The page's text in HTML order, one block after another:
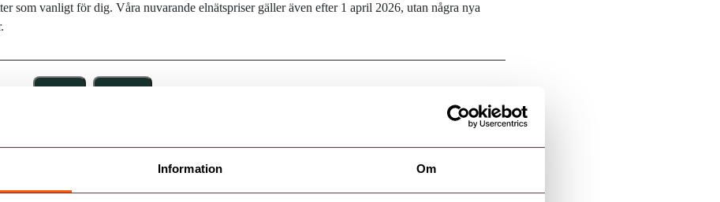
Information Om
som vanligt för dig. Våra nuvarande elnätspriser gäller även efter 1 april 2026, utan några nya
av